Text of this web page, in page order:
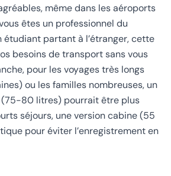
même dans les aéroports
êtes un professionnel du
étudiant partant à l’étranger, cette
besoins de transport sans vous
pour les voyages très longs
ou les familles nombreuses, un
(75-80 litres) pourrait être plus
séjours, une version cabine (55
pour éviter l’enregistrement en